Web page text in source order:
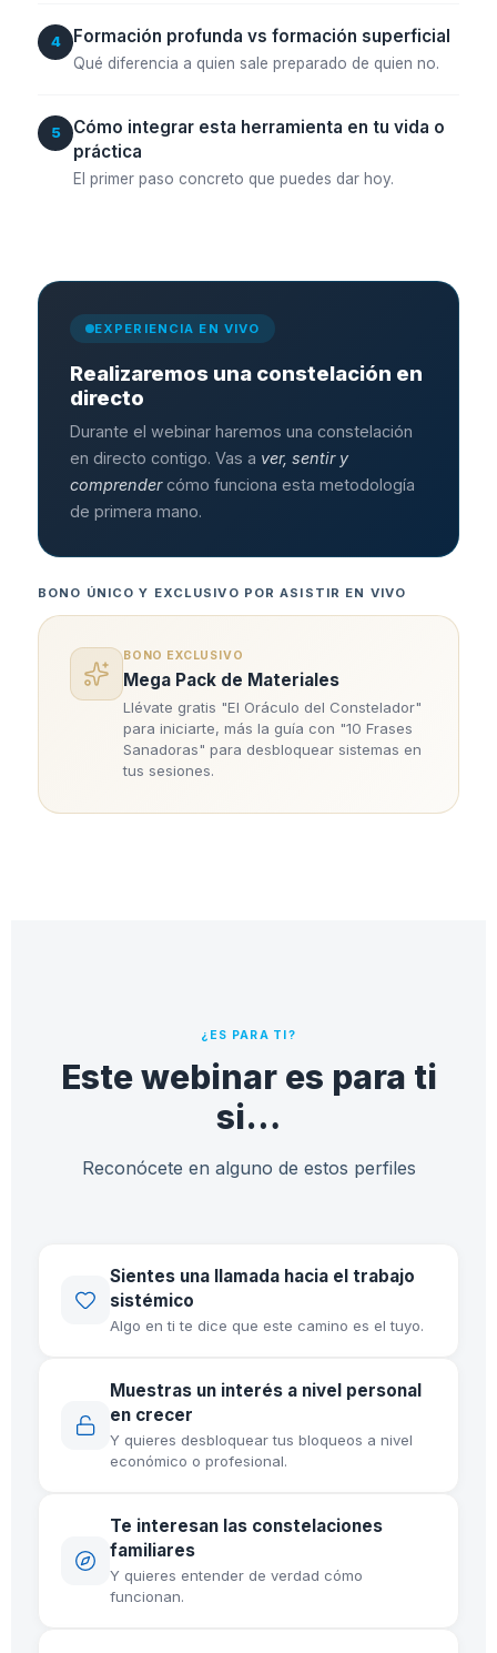
4 Formación profunda vs formación superficial
Qué diferencia a quien sale preparado de quien no.
5
Cómo integrar esta herramienta en tu vida o
práctica
El primer paso concreto que puedes dar hoy.
EXPERIENCIA EN VIVO
Realizaremos una constelación en
directo
Durante el webinar haremos una constelación
en directo contigo. Vas a ver, sentir y
comprendercómo funciona esta metodología
de primera mano.
BONO ÚNICO Y EXCLUSIVO POR ASISTIR EN VIVO
BONO EXCLUSIVO
Mega Pack de Materiales
Llévate gratis "El Oráculo del Constelador"
para iniciarte, más la guía con "10 Frases
Sanadoras" para desbloquear sistemas en
tus sesiones.
¿ES PARA TI?
Este webinar es para ti
si…
Reconócete en alguno de estos perfiles
Sientes una llamada hacia el trabajo
sistémico
Algo en ti te dice que este camino es el tuyo.
Muestras un interés a nivel personal
en crecer
Y quieres desbloquear tus bloqueos a nivel
económico o profesional.
Te interesan las constelaciones
familiares
Y quieres entender de verdad cómo
funcionan.